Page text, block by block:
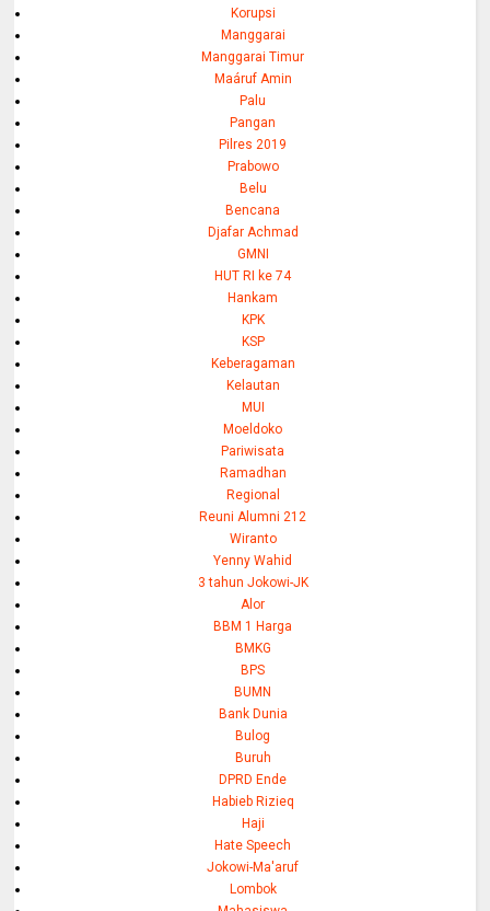
Korupsi
Manggarai
Manggarai Timur
Maáruf Amin
Palu
Pangan
Pilres 2019
Prabowo
Belu
Bencana
Djafar Achmad
GMNI
HUT RI ke 74
Hankam
KPK
KSP
Keberagaman
Kelautan
MUI
Moeldoko
Pariwisata
Ramadhan
Regional
Reuni Alumni 212
Wiranto
Yenny Wahid
3 tahun Jokowi-JK
Alor
BBM 1 Harga
BMKG
BPS
BUMN
Bank Dunia
Bulog
Buruh
DPRD Ende
Habieb Rizieq
Haji
Hate Speech
Jokowi-Ma'aruf
Lombok